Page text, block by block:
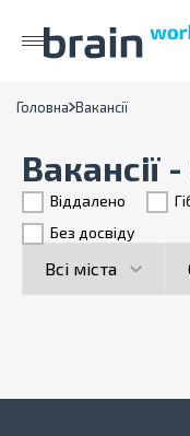
Головна Вакансії
Вакансії
Віддалено
Без досвіду